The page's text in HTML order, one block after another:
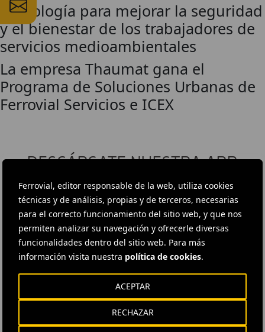
Ferrovial, editor responsable de la web, utiliza cookies
técnicas y de análisis, propias y de terceros, necesarias
para el correcto funcionamiento del sitio web, y que nos
permiten analizar su navegación y ofrecerle diversas
funcionalidades dentro del sitio web. Para más
información visita nuestra política de cookies.
RECHAZAR
ACEPTAR
Tecnología para mejorar la seguridad
y el bienestar de los trabajadores de
servicios medioambientales
La empresa Thaumat gana el
Programa de Soluciones Urbanas de
Ferrovial Servicios e ICEX
DESCÁRGATE NUESTRA APP
La aplicación de Ferrovial proporciona acceso inmediato a toda la
actualidad de la compañía: contenidos informativos, ofertas de
trabajo y la información básica para el inversor.